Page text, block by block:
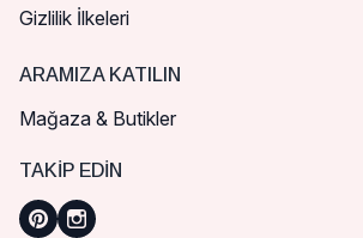
Gizlilik İlkeleri
ARAMIZA KATILIN
Mağaza & Butikler
TAKIP EDIN